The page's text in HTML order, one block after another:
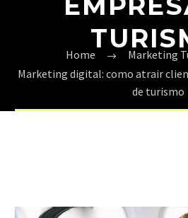
Home
Marketing
Marketing digital: como atrair
de turismo